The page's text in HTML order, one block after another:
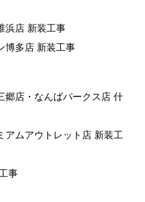
浜店 新装工事
博多店 新装工事
郷店・なんばパークス店 什
アムアウトレット店 新装工
事